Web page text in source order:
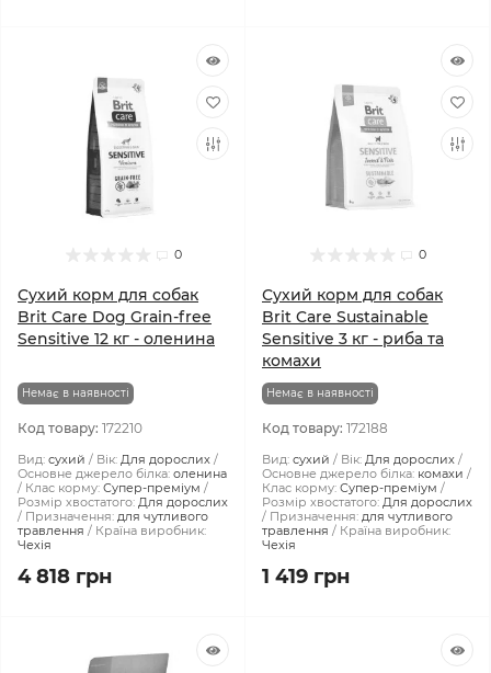
0
Сухий корм для собак
Brit Care Dog Grain-free
Sensitive 12 кг - оленина
Немає в наявності
Код товару: 172210
Вид: сухий Вік: Для дорослих
Основне джерело білка: оленина
Клас корму: Супер-преміум
Розмір хвостатого: Для дорослих
Призначення: для чутливого
травлення
Країна виробник:
Чехія
4 818 грн
0
Сухий корм для собак
Brit Care Sustainable
Sensitive 3 кг - риба та
комахи
Немає в наявності
Код товару: 172188
Вид: сухий Вік: Для дорослих
Основне джерело білка: комахи
Клас корму: Супер-преміум
Розмір хвостатого: Для дорослих
Призначення: для чутливого
травлення
Країна виробник:
Чехія
1 419 грн